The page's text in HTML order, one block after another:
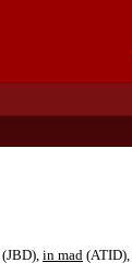
(JBD), in mad (ATID),